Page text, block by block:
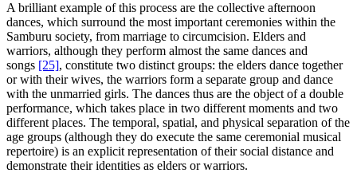
A brilliant example of this process are the collective afternoon
dances, which surround the most important ceremonies within the
Samburu society, from marriage to circumcision. Elders and
warriors, although they perform almost the same dances and
songs [25], constitute two distinct groups: the elders dance together
or with their wives, the warriors form a separate group and dance
with the unmarried girls. The dances thus are the object of a double
performance, which takes place in two different moments and two
different places. The temporal, spatial, and physical separation of the
age groups (although they do execute the same ceremonial musical
repertoire) is an explicit representation of their social distance and
demonstrate their identities as elders or warriors.